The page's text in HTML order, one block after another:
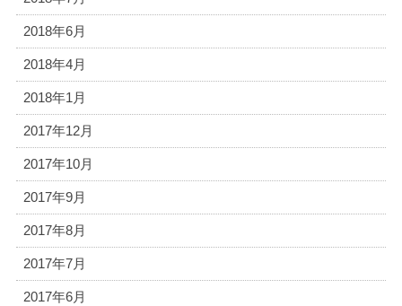
2018年6月
2018年4月
2018年1月
2017年12月
2017年10月
2017年9月
2017年8月
2017年7月
2017年6月